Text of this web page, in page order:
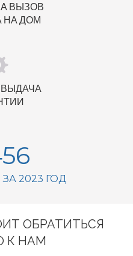
ВЫЗОВ
НА ДОМ
2023 ГОД
ОБРАТИТЬСЯ
К НАМ